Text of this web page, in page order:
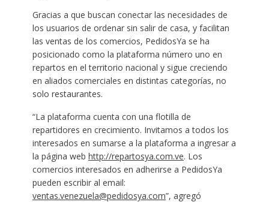
Gracias a que buscan conectar las necesidades de
los usuarios de ordenar sin salir de casa, y facilitan
las ventas de los comercios, PedidosYa se ha
posicionado como la plataforma número uno en
repartos en el territorio nacional y sigue creciendo
en aliados comerciales en distintas categorías, no
solo restaurantes.
“La plataforma cuenta con una flotilla de
repartidores en crecimiento. Invitamos a todos los
interesados en sumarse a la plataforma a ingresar a
la página web http://repartosya.com.ve. Los
comercios interesados en adherirse a PedidosYa
pueden escribir al email:
ventas.venezuela@pedidosya.com”, agregó